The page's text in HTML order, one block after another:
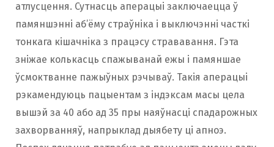
атлусцення. Сутнасць аперацыі заключаецца ў
памяншэнні аб’ёму страўніка і выключэнні часткі
тонкага кішачніка з працэсу стрававання. Гэта
зніжае колькасць спажыванай ежы і памяншае
ўсмоктванне пажыўных рэчываў. Такія аперацыі
рэкамендуюць пацыентам з індэксам масы цела
вышэй за 40 або ад 35 пры наяўнасці спадарожных
захворванняў, напрыклад дыябету ці апноэ.